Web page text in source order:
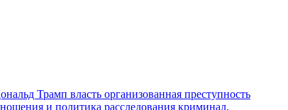
Трамп власть организованная преступность
и политика расследования криминал,